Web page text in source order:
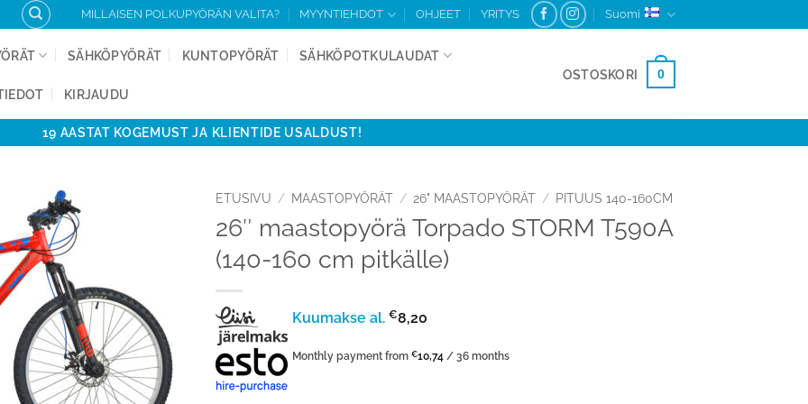
MILLAISEN POLKUPYÖRÄN VALITA? MYYNTIEHDOT OHJEET YRITYS Suomi
SÄHKÖPYÖRÄT KUNTOPYÖRÄT SÄHKÖPOTKULAUDAT
KIRJAUDU
OSTOSKORI 0
19 AASTAT KOGEMUST JA KLIENTIDE USALDUST!
ETUSIVU / MAASTOPYÖRÄT / 26" MAASTOPYÖRÄT / PITUUS 140-160CM
26″ maastopyörä Torpado STORM T590A
(140-160 cm pitkälle)
Kuumakse al. €8,20
Monthly payment from €10,74 / 36 months